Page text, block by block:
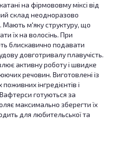
на фірмововму міксі від
склад неодноразово
Мають м'яку структуру, що
їх на волосінь. При
блискавично подавати
довготривалу плавучість.
активну роботу і швидке
речовин. Виготовлені із
інгредієнтів і
готуються за
максимально зберегти їх
для любительської та